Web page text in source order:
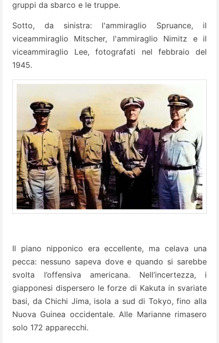
gruppi da sbarco e le truppe.
Sotto, da sinistra: l'ammiraglio Spruance, il
viceammiraglio Mitscher, l'ammiraglio Nimitz e il
viceammiraglio Lee, fotografati nel febbraio del
1945.
Il piano nipponico era eccellente, ma celava una
pecca: nessuno sapeva dove e quando si sarebbe
svolta l’offensiva americana. Nell’incertezza, i
giapponesi dispersero le forze di Kakuta in svariate
basi, da Chichi Jima, isola a sud di Tokyo, fino alla
Nuova Guinea occidentale. Alle Marianne rimasero
solo 172 apparecchi.